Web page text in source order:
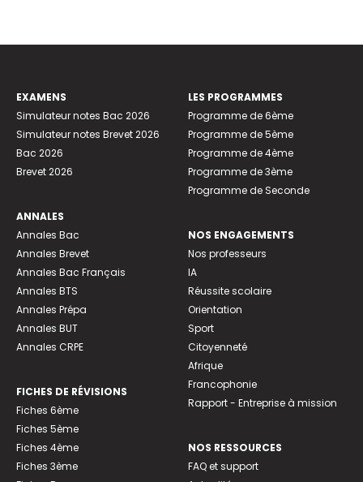
EXAMENS
Simulateur notes Bac 2026
Simulateur notes Brevet 2026
Bac 2026
Brevet 2026
ANNALES
Annales Bac
Annales Brevet
Annales Bac Français
Annales BTS
Annales Prépa
Annales BUT
Annales CRPE
FICHES DE RÉVISIONS
Fiches 6ème
Fiches 5ème
Fiches 4ème
Fiches 3ème
LES PROGRAMMES
Programme de 6ème
Programme de 5ème
Programme de 4ème
Programme de 3ème
Programme de Seconde
NOS ENGAGEMENTS
Nos professeurs
IA
Réussite scolaire
Orientation
Sport
Citoyenneté
Afrique
Francophonie
Rapport - Entreprise à mission
NOS RESSOURCES
FAQ et support